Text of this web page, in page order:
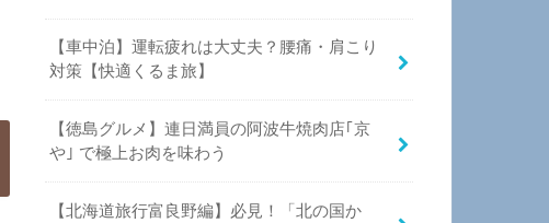
【車中泊】運転疲れは大丈夫？腰痛・肩こり
対策【快適くるま旅】
【徳島グルメ】連日満員の阿波牛焼肉店｢京
や｣ で極上お肉を味わう
【北海道旅行富良野編】必見！「北の国か